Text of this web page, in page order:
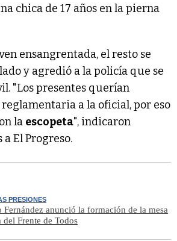
chica de 17 años en la pierna
ensangrentada, el resto se
y agredió a la policía que se
"Los presentes querían
reglamentaria a la oficial, por eso
la escopeta", indicaron
El Progreso.
PRESIONES
Fernández anunció la formación de la mesa
del Frente de Todos